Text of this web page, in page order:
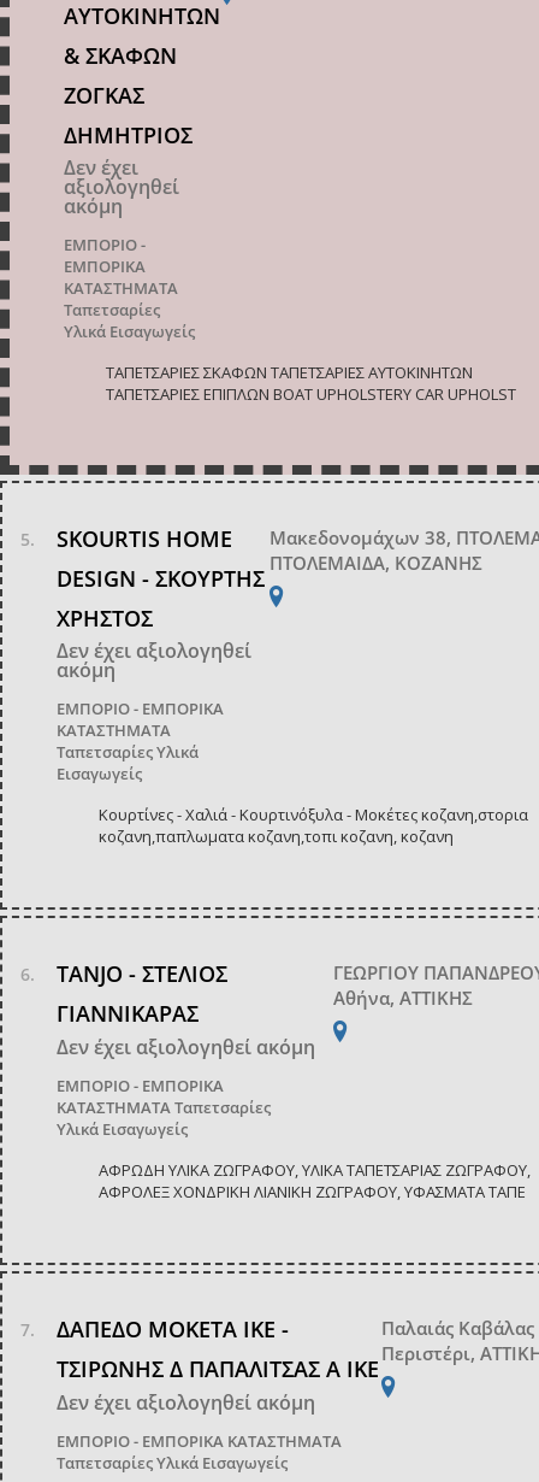
ΑΥΤΟΚΙΝΗΤΩΝ
& ΣΚΑΦΩΝ
ΖΟΓΚΑΣ
ΔΗΜΗΤΡΙΟΣ
Δεν έχει
αξιολογηθεί
ακόμη
ΕΜΠΟΡΙΟ -
ΕΜΠΟΡΙΚΑ
ΚΑΤΑΣΤΗΜΑΤΑ
Ταπετσαρίες
Υλικά Εισαγωγείς
ΤΑΠΕΤΣΑΡΙΕΣ ΣΚΑΦΩΝ ΤΑΠΕΤΣΑΡΙΕΣ ΑΥΤΟΚΙΝΗΤΩΝ
ΤΑΠΕΤΣΑΡΙΕΣ ΕΠΙΠΛΩΝ BOAT UPHOLSTERY CAR UPHOLST
SKOURTIS HOME
DESIGN - ΣΚΟΥΡΤΗΣ
ΧΡΗΣΤΟΣ
Δεν έχει αξιολογηθεί
ακόμη
ΕΜΠΟΡΙΟ - ΕΜΠΟΡΙΚΑ
ΚΑΤΑΣΤΗΜΑΤΑ
Ταπετσαρίες Υλικά
Εισαγωγείς
Μακεδονομάχων 38,
ΠΤΟΛΕΜΑΙΔΑ, ΚΟΖΑΝΗΣ
Κουρτίνες - Χαλιά - Κουρτινόξυλα - Μοκέτες κοζανη,στορια
κοζανη,παπλωματα κοζανη,τοπι κοζανη, κοζανη
TANJO - ΣΤΕΛΙΟΣ
ΓΙΑΝΝΙΚΑΡΑΣ
Δεν έχει αξιολογηθεί ακόμη
ΕΜΠΟΡΙΟ - ΕΜΠΟΡΙΚΑ
ΚΑΤΑΣΤΗΜΑΤΑΤαπετσαρίες
Υλικά Εισαγωγείς
ΓΕΩΡΓΙΟΥ
Αθήνα, ΑΤΤΙΚΗΣ
ΑΦΡΩΔΗ ΥΛΙΚΑ ΖΩΓΡΑΦΟΥ, ΥΛΙΚΑ ΤΑΠΕΤΣΑΡΙΑΣ ΖΩΓΡΑΦΟΥ,
ΑΦΡΟΛΕΞ ΧΟΝΔΡΙΚΗ ΛΙΑΝΙΚΗ ΖΩΓΡΑΦΟΥ, ΥΦΑΣΜΑΤΑ ΤΑΠΕ
ΔΑΠΕΔΟ ΜΟΚΕΤΑ ΙΚΕ -
ΤΣΙΡΩΝΗΣ Δ ΠΑΠΑΛΙΤΣΑΣ Α ΙΚΕ
Δεν έχει αξιολογηθεί ακόμη
ΕΜΠΟΡΙΟ - ΕΜΠΟΡΙΚΑ ΚΑΤΑΣΤΗΜΑΤΑ
Ταπετσαρίες Υλικά Εισαγωγείς
Παλαιάς
Περιστέρι,